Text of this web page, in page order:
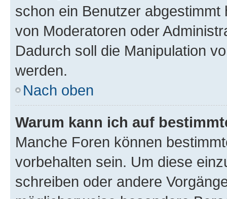
schon ein Benutzer
von Moderatoren oder
Dadurch soll die Manipulation
werden.
Nach oben
Warum kann ich auf
Manche Foren können
vorbehalten sein. Um diese
schreiben oder andere